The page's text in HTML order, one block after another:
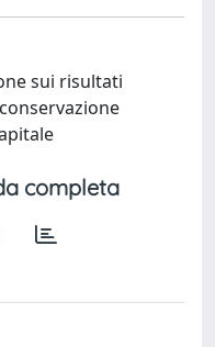
sui risultati
completa